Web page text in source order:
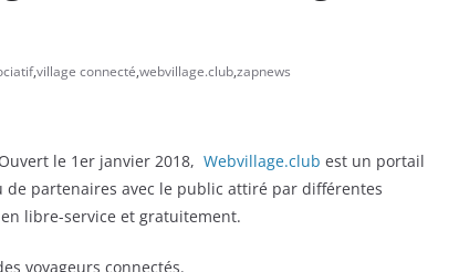
,village connecté,webvillage.club,zapnews
Ouvert le 1er janvier 2018, Webvillage.club est un portail
partenaires avec le public attiré par différentes
libre-service et gratuitement.
voyageurs connectés.